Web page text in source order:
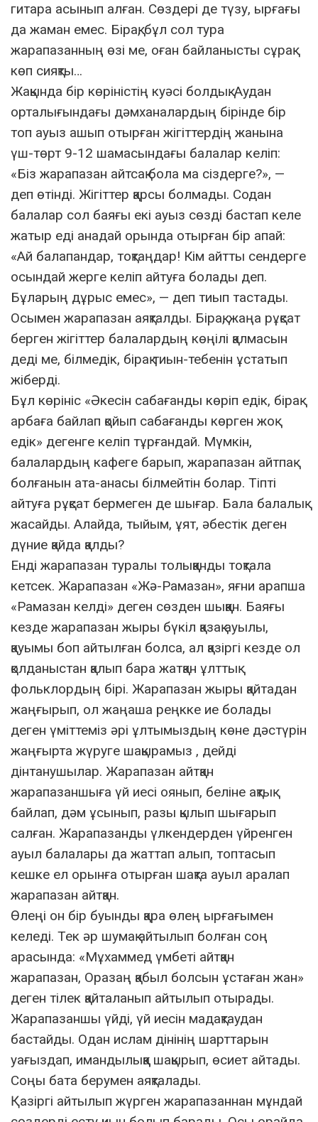
гитара асынып алған. Сөздері де түзу, ырғағы
да жаман емес. Бірақ, бұл сол тура
жарапазанның өзі ме, оған байланысты сұрақ
көп сияқты…
Жақында бір көріністің куәсі болдық. Аудан
орталығындағы дәмханалардың бірінде бір
топ ауыз ашып отырған жігіттердің жанына
үш-төрт 9-12 шамасындағы балалар келіп:
«Біз жарапазан айтсақ бола ма сіздерге?», —
деп өтінді. Жігіттер қарсы болмады. Содан
балалар сол баяғы екі ауыз сөзді бастап келе
жатыр еді анадай орында отырған бір апай:
«Ай балапандар, тоқтаңдар! Кім айтты сендерге
осындай жерге келіп айтуға болады деп.
Бұларың дұрыс емес», — деп тиып тастады.
Осымен жарапазан аяқталды. Бірақ, жаңа рұқсат
берген жігіттер балалардың көңілі қалмасын
деді ме, білмедік, бірақ тиын-тебенін ұстатып
жіберді.
Бұл көрініс «Әкесін сабағанды көріп едік, бірақ
арбаға байлап қойып сабағанды көрген жоқ
едік» дегенге келіп тұрғандай. Мүмкін,
балалардың кафеге барып, жарапазан айтпақ
болғанын ата-анасы білмейтін болар. Тіпті
айтуға рұқсат бермеген де шығар. Бала балалық
жасайды. Алайда, тыйым, ұят, әбестік деген
дүние қайда қалды?
Енді жарапазан туралы толыққанды тоқтала
кетсек. Жарапазан «Жә-Рамазан», яғни арапша
«Рамазан келді» деген сөзден шыққан. Баяғы
кезде жарапазан жыры бүкіл қазақ ауылы,
қауымы боп айтылған болса, ал қазіргі кезде ол
қолданыстан қалып бара жатқан ұлттық
фольклордың бірі. Жарапазан жыры қайтадан
жаңғырып, ол жаңаша реңкке ие болады
деген үміттеміз әрі ұлтымыздың көне дәстүрін
жаңғырта жүруге шақырамыз , дейді
дінтанушылар. Жарапазан айтқан
жарапазаншыға үй иесі оянып, беліне ақтық
байлап, дәм ұсынып, разы қылып шығарып
салған. Жарапазанды үлкендерден үйренген
ауыл балалары да жаттап алып, топтасып
кешке ел орынға отырған шақта ауыл аралап
жарапазан айтқан.
Өлеңі он бір буынды қара өлең ырғағымен
келеді. Тек әр шумақ айтылып болған соң
арасында: «Мұхаммед үмбеті айтқан
жарапазан, Оразаң қабыл болсын ұстаған жан»
деген тілек қайталанып айтылып отырады.
Жарапазаншы үйді, үй иесін мадақтаудан
бастайды. Одан ислам дінінің шарттарын
уағыздап, имандылыққа шақырып, өсиет айтады.
Соңы бата берумен аяқталады.
Қазіргі айтылып жүрген жарапазаннан мұндай